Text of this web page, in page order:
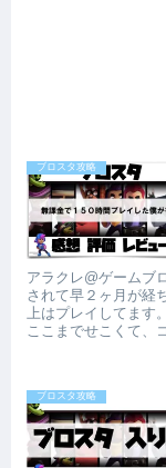
ブロスタ攻略
アラクレ@ゲームブ
されて早２ヶ月が経
上はプレイしてます
ここまでせこくて、
ブロスタ攻略